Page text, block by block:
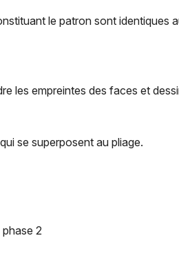
le patron sont identiques
les empreintes des faces et
se superposent au pliage.
phase 2